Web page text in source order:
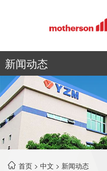
新闻动态
首页 > 中文 > 新闻动态